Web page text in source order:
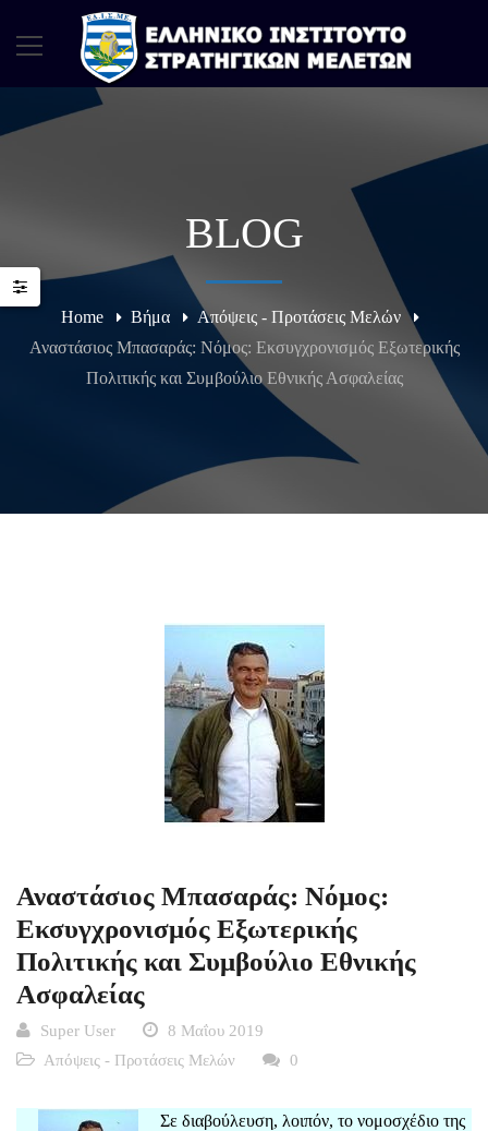
BLOG
Home Βήμα
Απόψεις - Προτάσεις Μελών
Αναστάσιος Μπασαράς: Νόμος: Εκσυγχρονισμός Εξωτερικής
Πολιτικής και Συμβούλιο Εθνικής Ασφαλείας
Αναστάσιος Μπασαράς: Νόμος:
Εκσυγχρονισμός Εξωτερικής
Πολιτικής και Συμβούλιο Εθνικής
Ασφαλείας
Super User
8 Μαΐου 2019
Απόψεις - Προτάσεις Μελών
0
Σε διαβούλευση, λοιπόν, το νομοσχέδιο της